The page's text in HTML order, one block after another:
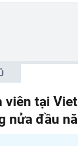
viên tại
nửa đầu